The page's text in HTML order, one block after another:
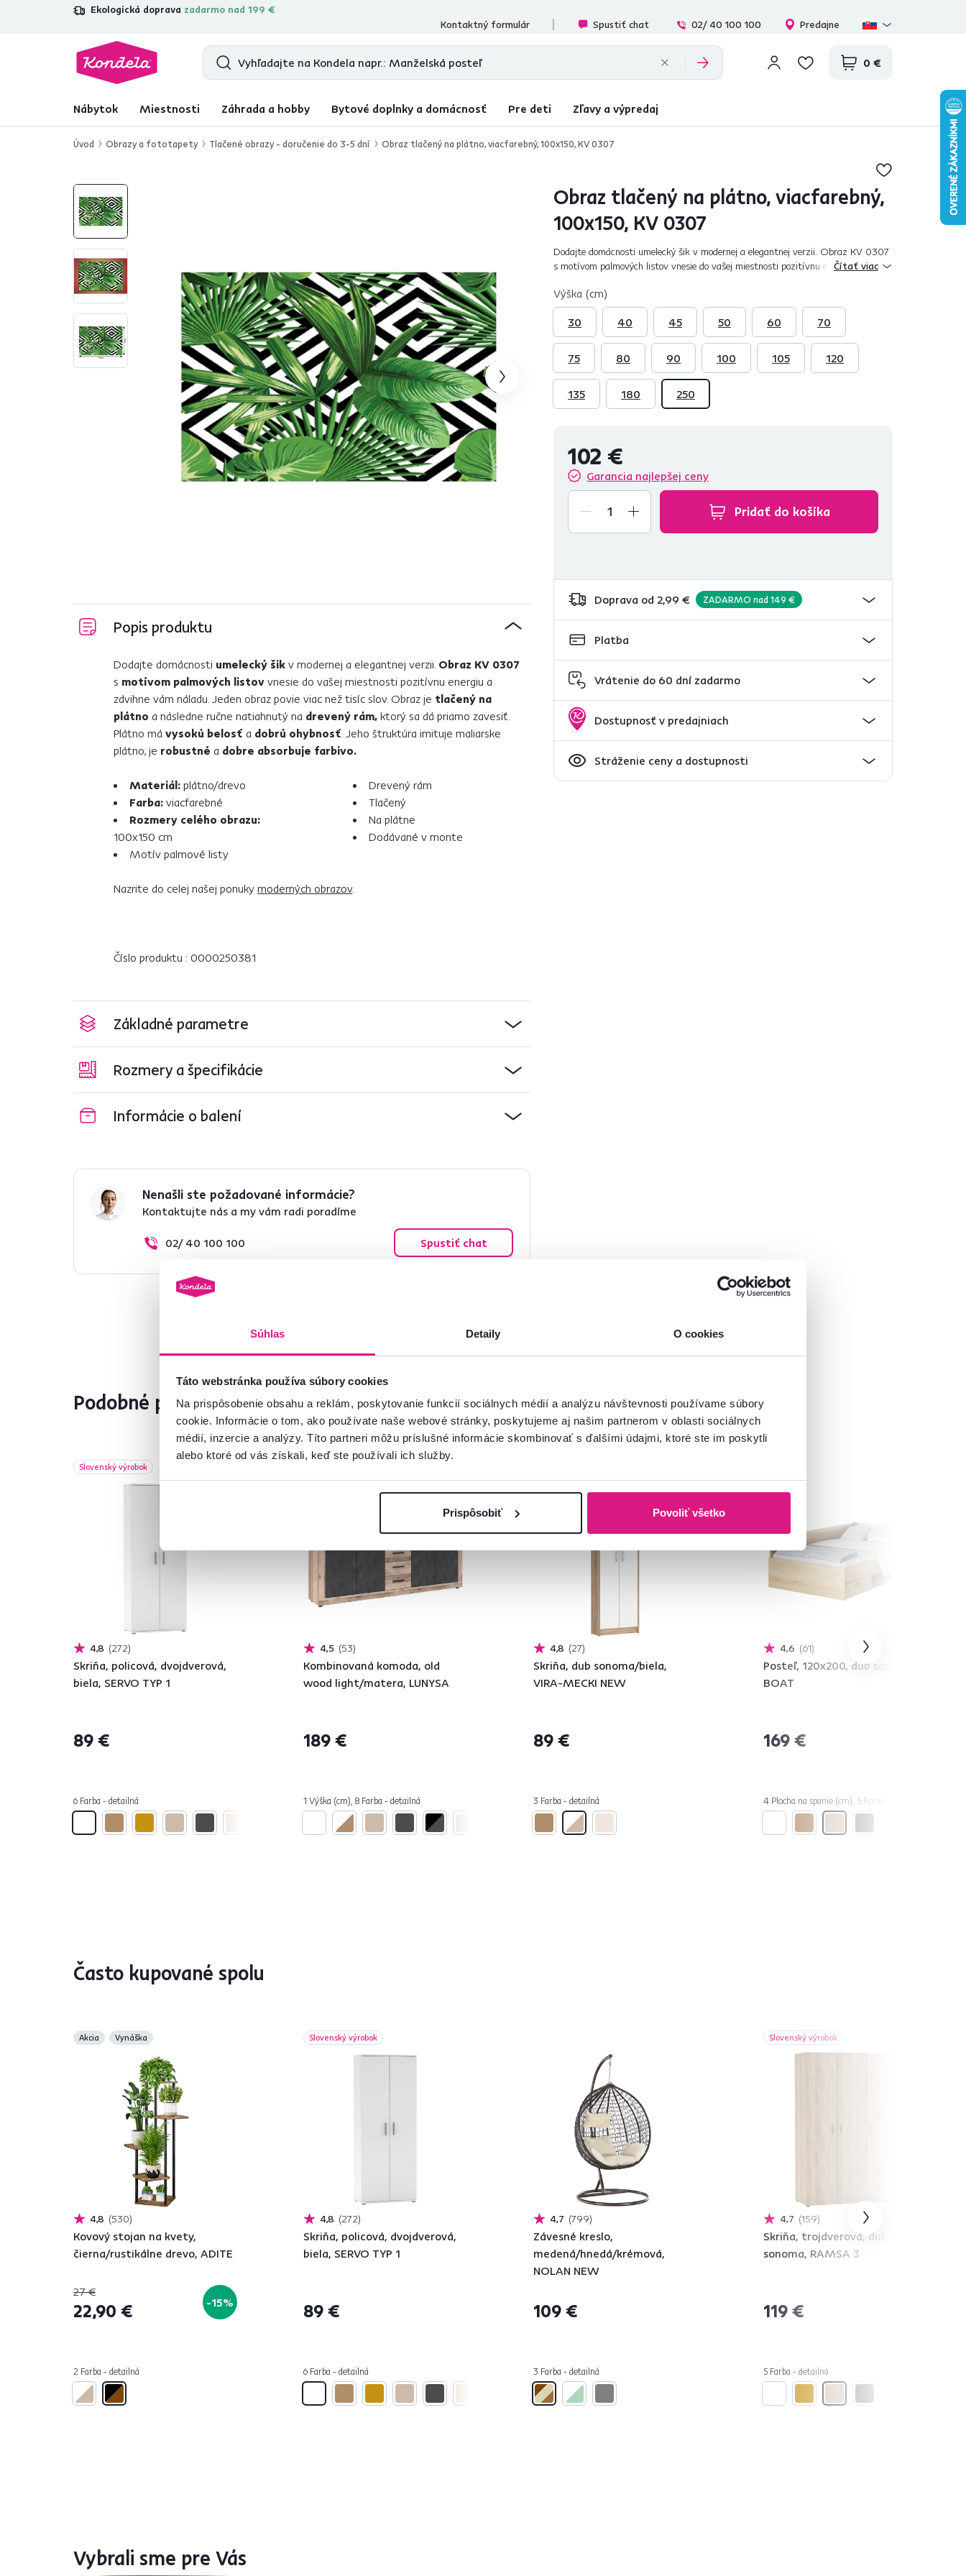
Súhlas Detaily O cookies
Táto webstránka používa súbory cookies
Na prispôsobenie obsahu a reklám, poskytovanie funkcií sociálnych médií a analýzu návštevnosti používame súbory
cookie. Informácie o tom, ako používate naše webové stránky, poskytujeme aj našim partnerom v oblasti sociálnych
médií, inzercie a analýzy. Títo partneri môžu príslušné informácie skombinovať s ďalšími údajmi, ktoré ste im poskytli
alebo ktoré od vás získali, keď ste používali ich služby.
Prispôsobiť Povoliť všetko
Ekologická doprava zadarmo nad 199 €
4,7 31 157overených produktových recenzií
Kontaktný formulár
Spustiť chat 02/ 40 100 100 Predajne
0 €
Nábytok Miestnosti Záhrada a hobby Bytové doplnky a domácnosť Pre deti Zľavy a výpredaj
Úvod Obrazy a fototapety Tlačené obrazy - doručenie do 3-5 dní Obraz tlačený na plátno, viacfarebný, 100x150, KV 0307
Obraz tlačený na plátno, viacfarebný,
100x150, KV 0307
Dodajte domácnosti umelecký šik v modernej a elegantnej verzii. Obraz KV 0307
s motívom palmových listov vnesie do vašej miestnosti pozitívnu energiu a
Čítať viac
Výška (cm)
30
40 45 50 60 70
75 80 90 100 105 120
135 180 250
102 €
Garancia najlepšej ceny
Pridať do košíka
Doprava od 2,99 € ZADARMO nad 149 €
Platba
Vrátenie do 60 dní zadarmo
Dostupnosť v predajniach
Stráženie ceny a dostupnosti
Popis produktu
Dodajte domácnosti umelecký šik v modernej a elegantnej verzii. Obraz KV 0307
s motívom palmových listov vnesie do vašej miestnosti pozitívnu energiu a
zdvihne vám náladu. Jeden obraz povie viac než tisíc slov. Obraz je tlačený na
plátno a následne ručne natiahnutý na drevený rám, ktorý sa dá priamo zavesiť.
Plátno má vysokú belosť a dobrú ohybnosť . Jeho štruktúra imituje maliarske
plátno, je robustné a dobre absorbuje farbivo.
Materiál: plátno/drevo
Farba: viacfarebné
Rozmery celého obrazu:
100x150 cm
Motív palmové listy
Drevený rám
Tlačený
Na plátne
Dodávané v monte
Nazrite do celej našej ponuky moderných obrazov.
Číslo produktu : 0000250381
Základné parametre
Rozmery a špecifikácie
Informácie o balení
Nenašli ste požadované informácie?
Kontaktujte nás a my vám radi poradíme
02/ 40 100 100 Spustiť chat
Podobné produkty
Slovenský výrobok
4,8 272
Skriňa, policová, dvojdverová,
biela, SERVO TYP 1
89 €
6 Farba - detailná
4,5 53
Kombinovaná komoda, old
wood light/matera, LUNYSA
189 €
1 Výška (cm), 8 Farba - detailná
4,8 27
Skriňa, dub sonoma/biela,
VIRA-MECKI NEW
89 €
3 Farba - detailná
4,6 61
Posteľ, 120x200, dub sonoma,
BOAT
169 €
4 Plocha na spanie (cm), 5 Farba - detailná
Často kupované spolu
Akcia Vynáška
4,8 530
Kovový stojan na kvety,
čierna/rustikálne drevo, ADITE
27 €
22,90 € -15%
2 Farba - detailná
Slovenský výrobok
4,8 272
Skriňa, policová, dvojdverová,
biela, SERVO TYP 1
89 €
6 Farba - detailná
4,7 799
Závesné kreslo,
medená/hnedá/krémová,
NOLAN NEW
109 €
3 Farba - detailná
Slovenský výrobok
4,7 159
Skriňa, trojdverová, dub
sonoma, RAMSA 3
119 €
5 Farba - detailná
Vybrali sme pre Vás